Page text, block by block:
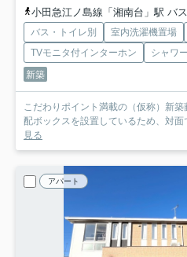
小田急江ノ島線「湘南台」駅 バ
バス・トイレ別 室内洗濯機置場
TVモニタ付インターホン
シャワー
新築
こだわりポイント満載の（仮称）新
配ボックスを設置しているため、対面
見る
アパート